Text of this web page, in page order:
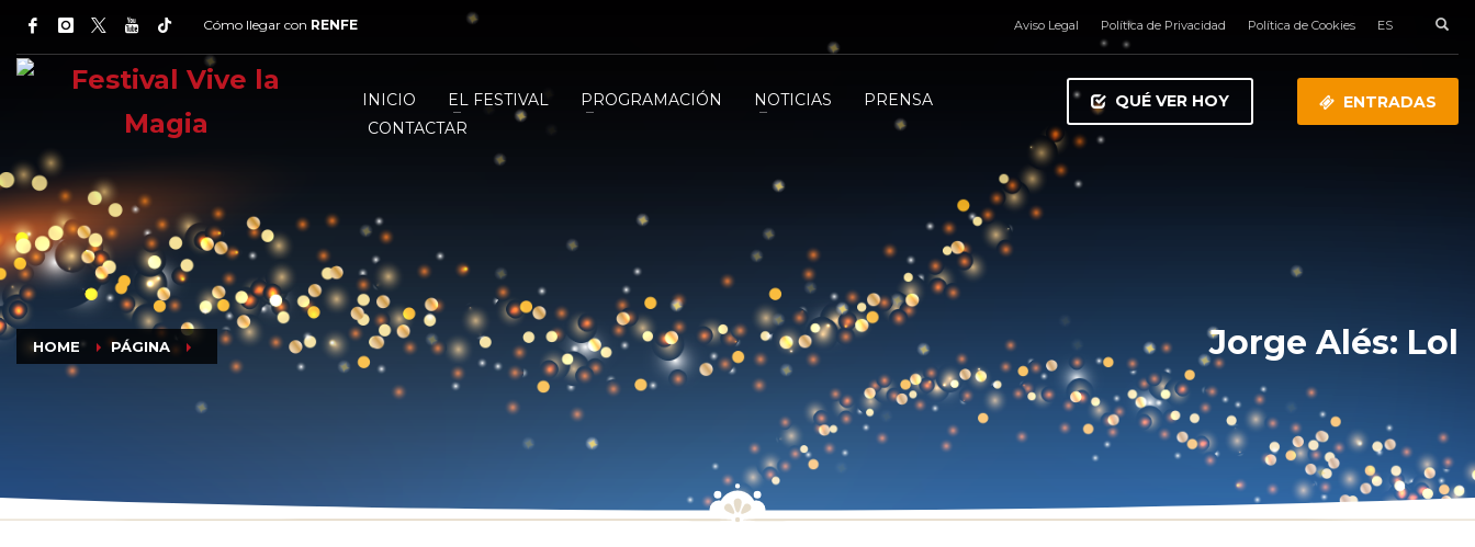
Cómo llegar con RENFE Aviso Legal Política de Privacidad Política de Cookies ES
INICIO EL FESTIVAL PROGRAMACIÓN NOTICIAS
PRENSA
CONTACTAR
QUÉ VER HOY ENTRADAS
HOME PÁGINA Jorge Alés: Lol